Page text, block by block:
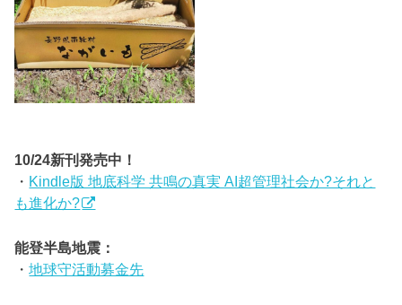
10/24新刊発売中！
・ Kindle版 地底科学 共鳴の真実 AI超管理社会か?それと
も進化か?
能登半島地震：
・地球守活動募金先